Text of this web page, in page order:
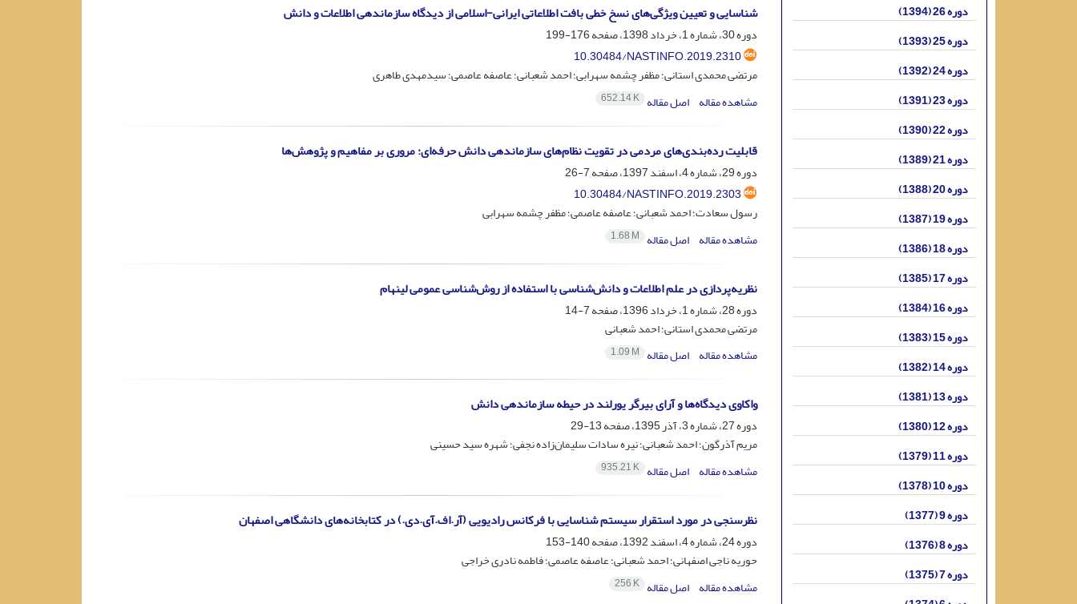
شناسایی و تعیین ویژگی‌های نسخ خطی بافت اطلاعاتی ایرانی-اسلامی از دیدگاه سازماندهی اطلاعات و دانش
دوره 30، شماره 1، خرداد 1398، صفحه
176-199
10.30484/NASTINFO.2019.2310
مرتضی محمدی استانی؛ مظفر چشمه سهرابی؛ احمد شعبانی؛ عاصفه عاصمی؛ سیدمهدی طاهری
مشاهده مقاله اصل مقاله 652.14 K
قابلیت رده‌بندی‌های مردمی در تقویت نظام‌های سازماندهی دانش حرفه‌ای: مروری بر مفاهیم و پژوهش‌ها
دوره 29، شماره 4، اسفند 1397، صفحه
7-26
10.30484/NASTINFO.2019.2303
رسول سعادت؛ احمد شعبانی؛ عاصفه عاصمی؛ مظفر چشمه سهرابی
مشاهده مقاله اصل مقاله 1.68 M
نظریه‌پردازی در علم اطلاعات و دانش‌شناسی با استفاده از روش‌شناسی عمومی لینهام
دوره 28، شماره 1، خرداد 1396، صفحه
7-14
مرتضی محمدی استانی؛ احمد شعبانی
مشاهده مقاله اصل مقاله 1.09 M
واکاوی دیدگاه‌ها و آرای بیرگر یورلند در حیطه سازماندهی دانش
دوره 27، شماره 3، آذر 1395، صفحه
13-29
مریم آذرگون؛ احمد شعبانی؛ نیره سادات سلیمان‌زاده نجفی؛ شهره سید حسینی
مشاهده مقاله اصل مقاله 935.21 K
نظرسنجی در مورد استقرار سیستم شناسایی با فرکانس رادیویی (آر.اف.آی.دی.) در کتابخانه‌های دانشگاهی اصفهان
دوره 24، شماره 4، اسفند 1392، صفحه
140-153
حوریه ناجی اصفهانی؛ احمد شعبانی؛ عاصفه عاصمی؛ فاطمه نادری خراجی
مشاهده مقاله اصل مقاله 256 K
دوره 26 (1394)
دوره 25 (1393)
دوره 24 (1392)
دوره 23 (1391)
دوره 22 (1390)
دوره 21 (1389)
دوره 20 (1388)
دوره 19 (1387)
دوره 18 (1386)
دوره 17 (1385)
دوره 16 (1384)
دوره 15 (1383)
دوره 14 (1382)
دوره 13 (1381)
دوره 12 (1380)
دوره 11 (1379)
دوره 10 (1378)
دوره 9 (1377)
دوره 8 (1376)
دوره 7 (1375)